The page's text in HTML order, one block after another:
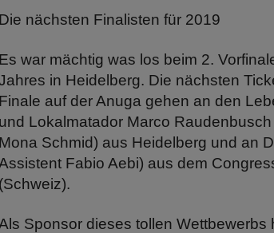
nächsten Finalisten für 2019
war mächtig was los beim 2.
in Heidelberg. Die nächsten
auf der Anuga gehen an den
Lokalmatador Marco
Schmid) aus Heidelberg und an
Fabio Aebi) aus dem
Sponsor dieses tollen Wettbewerbs